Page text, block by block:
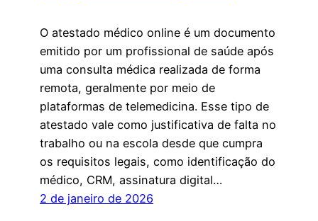
O atestado médico online é um documento
emitido por um profissional de saúde após
uma consulta médica realizada de forma
remota, geralmente por meio de
plataformas de telemedicina. Esse tipo de
atestado vale como justificativa de falta no
trabalho ou na escola desde que cumpra
os requisitos legais, como identificação do
médico, CRM, assinatura digital…
2 de janeiro de 2026